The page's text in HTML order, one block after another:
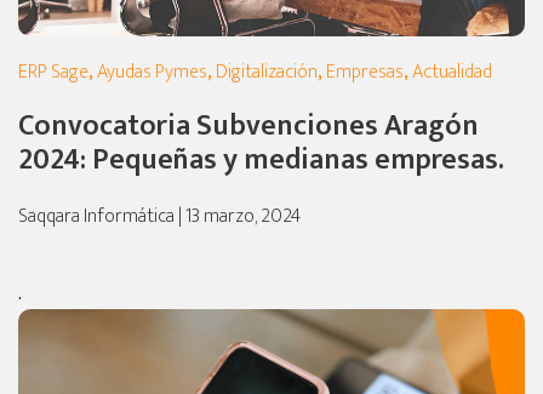
ERP Sage,Ayudas Pymes,Digitalización,Empresas,Actualidad
Convocatoria Subvenciones Aragón
2024: Pequeñas y medianas empresas.
Saqqara Informática | 13 marzo, 2024
.